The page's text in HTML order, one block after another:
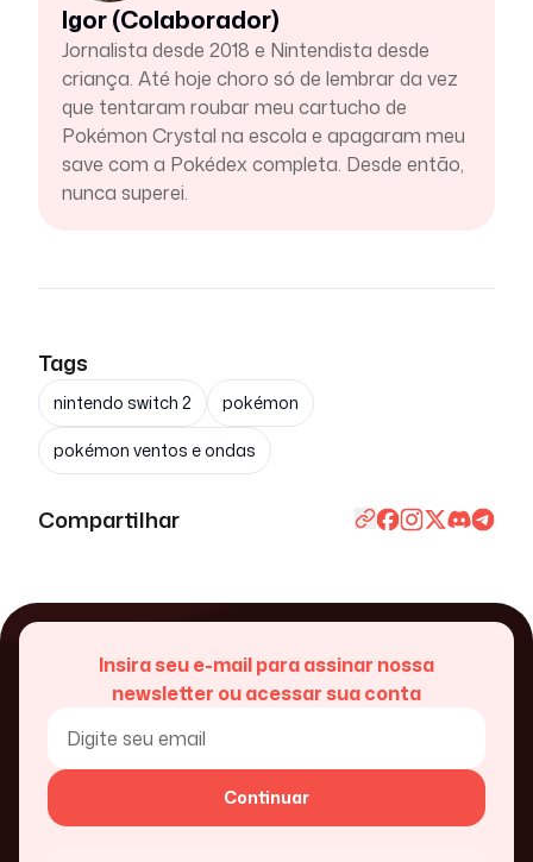
Igor (Colaborador)
Jornalista desde 2018 e Nintendista desde
criança. Até hoje choro só de lembrar da vez
que tentaram roubar meu cartucho de
Pokémon Crystal na escola e apagaram meu
save com a Pokédex completa. Desde então,
nunca superei.
Tags
nintendo switch 2 pokémon
pokémon ventos e ondas
Compartilhar
Insira seu e-mail para assinar nossa
newsletter ou acessar sua conta
Continuar